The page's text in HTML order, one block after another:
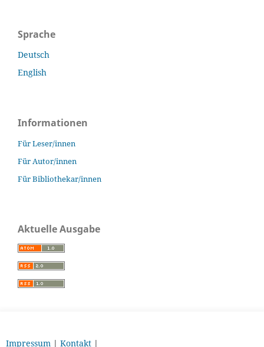
Sprache
Deutsch
English
Informationen
Für Leser/innen
Für Autor/innen
Für Bibliothekar/innen
Aktuelle Ausgabe
Impressum| Kontakt|